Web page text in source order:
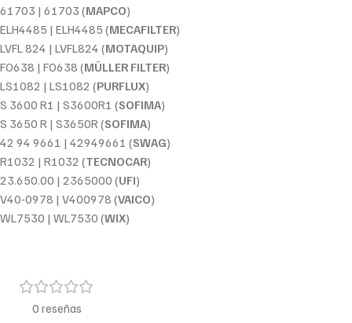
61703 | 61703 (MAPCO)
ELH4485 | ELH4485 (MECAFILTER)
LVFL 824 | LVFL824 (MOTAQUIP)
FO638 | FO638 (MÜLLER FILTER)
LS1082 | LS1082 (PURFLUX)
S 3600 R1 | S3600R1 (SOFIMA)
S 3650 R | S3650R (SOFIMA)
42 94 9661 | 42949661 (SWAG)
R1032 | R1032 (TECNOCAR)
23.650.00 | 2365000 (UFI)
V40-0978 | V400978 (VAICO)
WL7530 | WL7530 (WIX)
0 reseñas